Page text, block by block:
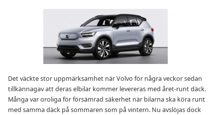
Det väckte stor uppmärksamhet när Volvo för några veckor sedan
tillkännagav att deras elbilar kommer levereras med året-runt däck.
Många var oroliga för försämrad säkerhet när bilarna ska köra runt
med samma däck på sommaren som på vintern. Nu avslöjas dock